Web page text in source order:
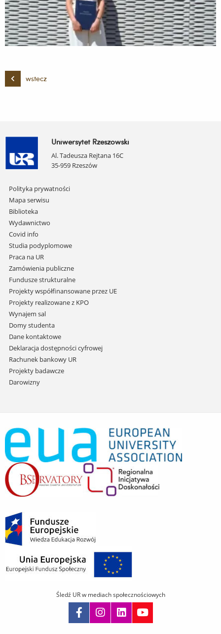
wstecz
Uniwersytet Rzeszowski
Al. Tadeusza Rejtana 16C
35-959 Rzeszów
Pomiń
nawigację
i
przejdź
do
treści
Polityka prywatności
Mapa serwisu
Biblioteka
Wydawnictwo
Covid info
Studia podyplomowe
Praca na UR
Zamówienia publiczne
Fundusze strukturalne
Projekty współfinansowane przez UE
Projekty realizowane z KPO
Wynajem sal
Domy studenta
Dane kontaktowe
Deklaracja dostępności cyfrowej
Rachunek bankowy UR
Projekty badawcze
Darowizny
Śledź UR w mediach społecznościowych